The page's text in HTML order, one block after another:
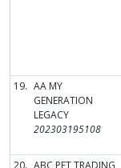
19. AA MY
GENERATION
LEGACY
202303195108
20. ABC PET TRADING